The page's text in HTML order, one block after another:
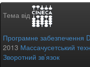
Тема від
Програмне забезпечення
2013 Массачусетський
Зворотний зв’язок